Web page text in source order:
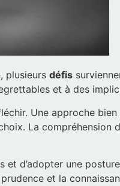
plusieurs défis
et à des
Une approche
La compréhension
et d’adopter une
et la